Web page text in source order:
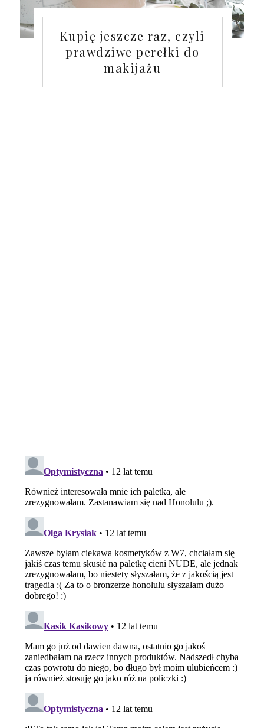
Kupię jeszcze raz, czyli
prawdziwe perełki do
makijażu